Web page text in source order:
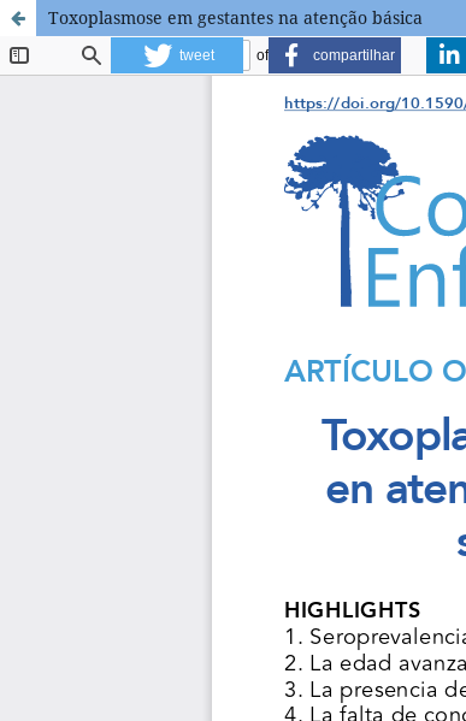
Toxoplasmose em gestantes na atenção básica
tweet compartilhar